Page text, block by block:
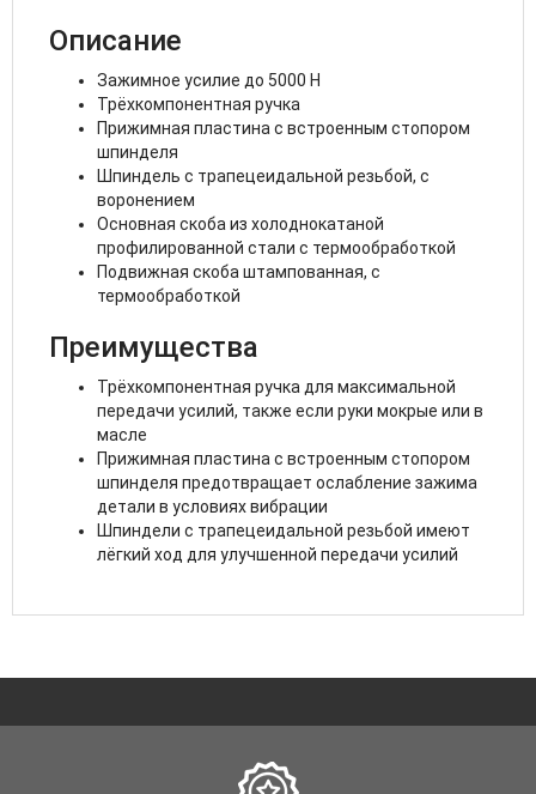
Описание
Зажимное усилие до 5000 Н
Трёхкомпонентная ручка
Прижимная пластина с встроенным стопором
шпинделя
Шпиндель с трапецеидальной резьбой, с
воронением
Основная скоба из холоднокатаной
профилированной стали с термообработкой
Подвижная скоба штампованная, с
термообработкой
Преимущества
Трёхкомпонентная ручка для максимальной
передачи усилий, также если руки мокрые или в
масле
Прижимная пластина с встроенным стопором
шпинделя предотвращает ослабление зажима
детали в условиях вибрации
Шпиндели с трапецеидальной резьбой имеют
лёгкий ход для улучшенной передачи усилий